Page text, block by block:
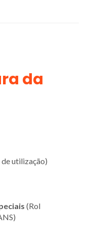
da
de utilização)
(Rol